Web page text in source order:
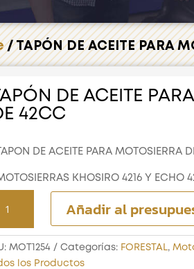
/ TAPÓN DE ACEITE PARA
DE ACEITE
42CC
DE ACEITE PARA MOTOSIERRA
KHOSIRO 4216 Y ECHO
Añadir al
MOT1254 Categorías: FORESTAL,
los Productos